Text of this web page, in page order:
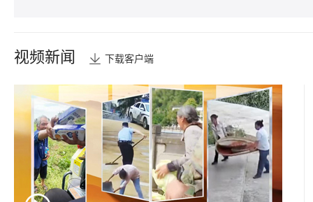
视频新闻 下载客户端